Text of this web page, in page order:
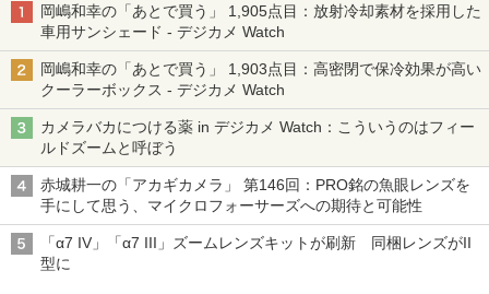
岡嶋和幸の「あとで買う」 1,905点目：放射冷却素材を採用した
車用サンシェード - デジカメ Watch
岡嶋和幸の「あとで買う」 1,903点目：高密閉で保冷効果が高い
クーラーボックス - デジカメ Watch
カメラバカにつける薬 in デジカメ Watch：こういうのはフィー
ルドズームと呼ぼう
赤城耕一の「アカギカメラ」 第146回：PRO銘の魚眼レンズを
手にして思う、マイクロフォーサーズへの期待と可能性
「α7 IV」「α7 III」ズームレンズキットが刷新 同梱レンズがII
型に